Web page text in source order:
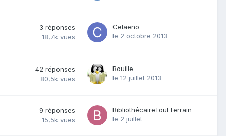
3 réponses
18,7k vues
Celaeno
le 2 octobre 2013
42 réponses
80,5k vues
Bouille
le 12 juillet 2013
9 réponses
15,5k vues
BibliothécaireToutTerrain
le 2 juillet